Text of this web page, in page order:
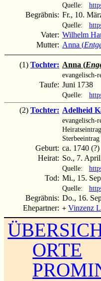
Quelle:
Begräbnis: Fr., 10.
Quelle:
Vater: Wilhelm
Mutter: Anna (
(1) Tochter: Anna (
evangelisch-
Taufe: Juni 1738
Quelle:
(2) Tochter: Adelheid
evangelisch-
Geburt: ca. 1740 (?)
Heirat: So., 7.
Quelle:
Tod: Mi., 15.
Quelle:
Begräbnis: Do., 16.
Ehepartner: + Vinzenz
ORTE